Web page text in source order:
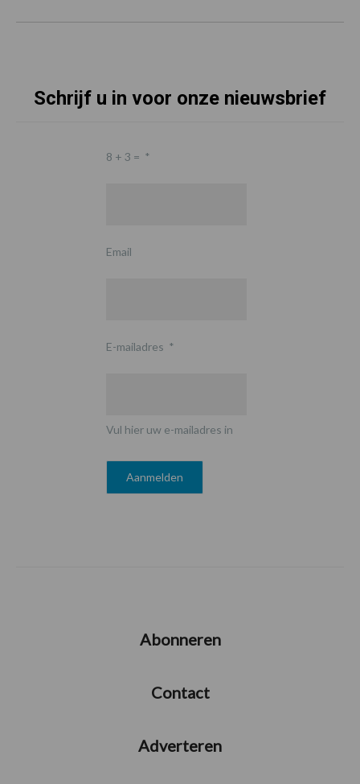
Schrijf u in voor onze nieuwsbrief
8 + 3 = *
Email
E-mailadres *
Vul hier uw e-mailadres in
Abonneren
Contact
Adverteren